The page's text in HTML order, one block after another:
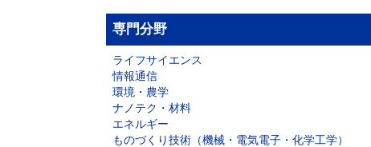
専門分野
ライフサイエンス
情報通信
環境・農学
ナノテク・材料
エネルギー
ものづくり技術（機械・電気電子・化学工学）